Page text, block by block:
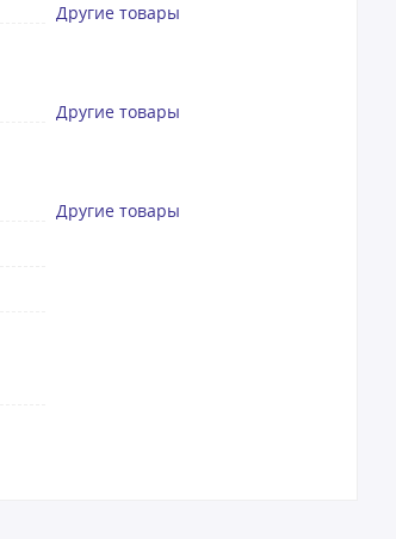
Другие товары
Другие товары
Другие товары